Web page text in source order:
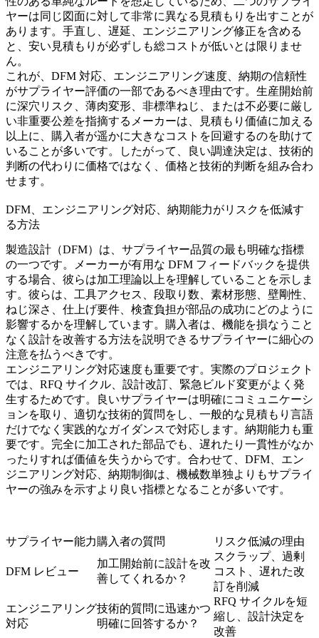
ヤーは同じ図面に対して非常に異なる見積もりを出すことが
あります。手直し、遅延、エンジニアリング修正を含める
と、安い見積もりが必ずしも総コストが低いとは限りませ
ん。
これが、DFM 対応、エンジニアリング速度、納期の信頼性
がサプライヤー評価の一部であるべき理由です。生産開始前
に深穴リスク、薄肉変形、非標準ねじ、または不必要に厳し
い非重要公差を指摘するメーカーは、見積もり価値に加える
以上に、購入者が遥かに大きなコストを回避するのを助けて
いることが多いです。したがって、良い調達決定は、技術的
判断の代わりに価格ではなく、価格と技術的判断を組み合わ
せます。
DFM、エンジニアリング対応、納期能力がリスクを低減す
る方法
製造設計（DFM）は、サプライヤー品質の最も明確な指標
の一つです。メーカーが有用な DFM フィードバックを提供
する場合、彼らは加工理論以上を理解していることを示しま
す。彼らは、工具アクセス、段取り数、素材形態、壁剛性、
ねじ深さ、仕上げ要件、検査負担が部品の成功にどのように
影響するかを理解しています。購入者は、機能を損なうこと
なく設計を改善する方法を説明できるサプライヤーに細心の
注意を払うべきです。
エンジニアリング対応速度も重要です。実際のプロジェクト
では、RFQ サイクル、設計改訂、緊急ビルド変更がよく発
生するためです。良いサプライヤーは明確にコミュニケーシ
ョンを取り、適切な技術的質問をし、一般的な見積もり言語
だけでなく実践的なガイダンスで対応します。納期能力も重
要です。完全に加工された部品でも、遅れたり一貫性がなか
ったりすれば価値を失うからです。合わせて、DFM、エン
ジニアリング対応、納期制御は、機械数単独よりもサプライ
ヤーの強みを示すより良い指標となることが多いです。
サプライヤー能力購入者の質問 リスク低減の理由
DFM レビュー
加工開始前に設計を改
善してくれるか？
スクラップ、過剰
コスト、遅れた改
訂を削減
エンジニアリング
対応
技術的質問に迅速かつ
明確に回答するか？
RFQ サイクルを短
縮し、設計決定を
改善